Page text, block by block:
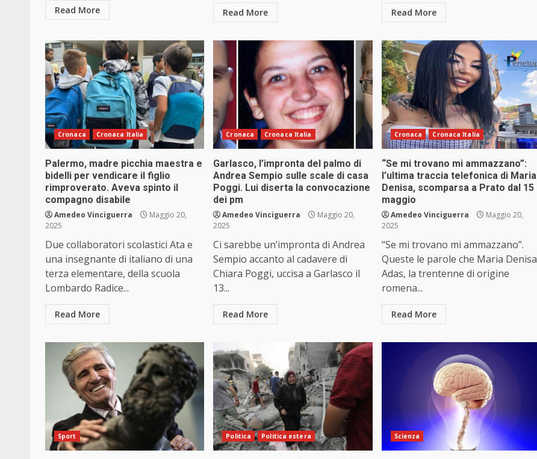
Read More Read More Read More
Cronaca Cronaca Italia
Palermo, madre picchia maestra e
bidelli per vendicare il figlio
rimproverato. Aveva spinto il
compagno disabile
Amedeo Vinciguerra
Maggio 20,
2025
Due collaboratori scolastici Ata e
una insegnante di italiano di una
terza elementare, della scuola
Lombardo Radice...
Read More
Cronaca Cronaca Italia
Garlasco, l’impronta del palmo di
Andrea Sempio sulle scale di casa
Poggi. Lui diserta la convocazione
dei pm
Amedeo Vinciguerra
Maggio 20,
2025
Ci sarebbe un’impronta di Andrea
Sempio accanto al cadavere di
Chiara Poggi, uccisa a Garlasco il
13...
Read More
Cronaca Cronaca Italia
“Se mi trovano mi ammazzano”:
l’ultima traccia telefonica di Maria
Denisa, scomparsa a Prato dal 15
maggio
Amedeo Vinciguerra
Maggio 20,
2025
“Se mi trovano mi ammazzano”.
Queste le parole che Maria Denisa
Adas, la trentenne di origine
romena...
Read More
Sport Politica Politica estera Scienza